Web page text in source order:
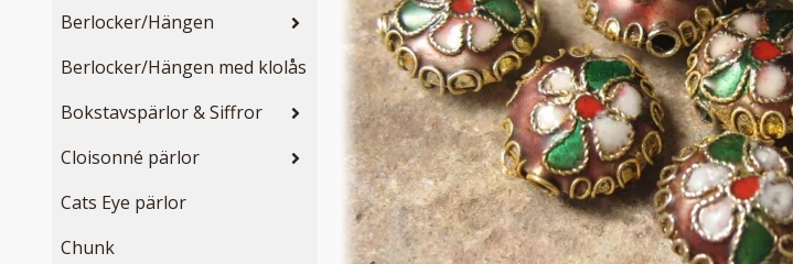
Berlocker/Hängen
Berlocker/Hängen med klolås
Bokstavspärlor & Siffror
Cloisonné pärlor
Cats Eye pärlor
Chunk